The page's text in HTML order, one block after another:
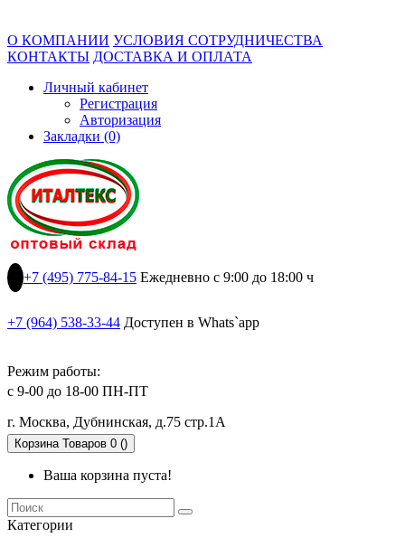
О КОМПАНИИ УСЛОВИЯ СОТРУДНИЧЕСТВА
КОНТАКТЫ ДОСТАВКА И ОПЛАТА
Личный кабинет
Регистрация
Авторизация
Закладки (0)
+7 (495) 775-84-15 Ежедневно с 9:00 до 18:00 ч
+7 (964) 538-33-44 Доступен в Whats`app
Режим работы:
с 9-00 до 18-00 ПН-ПТ
г. Москва, Дубнинская, д.75 стр.1А
Корзина Товаров 0 ()
Ваша корзина пуста!
Категории